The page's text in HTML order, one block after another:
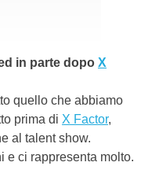
in parte dopo X
quello che abbiamo
prima di X Factor,
al talent show.
e ci rappresenta molto.